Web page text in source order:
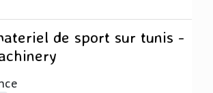
de sport sur tunis -